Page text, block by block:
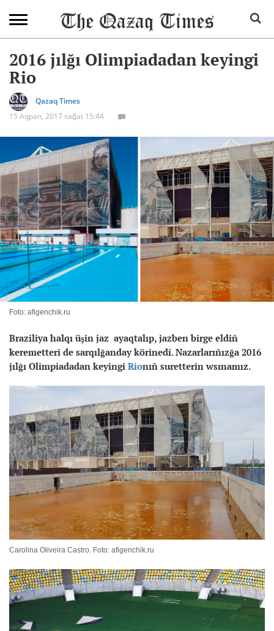
2016 jılğı Olimpiadadan keyingi
Rio
Qazaq Times
15 Aqpan, 2017 sağat 15:44
Foto: afigenchik.ru
Braziliya halqı üşin jaz ayaqtalıp, jazben birge eldiñ
keremetteri de sarqılğanday körinedi. Nazarlarıñızğa 2016
jılğı Olimpiadadan keyingi Rionıñ suretterin wsınamız.
Carolina Oliveira Castro. Foto: afigenchik.ru